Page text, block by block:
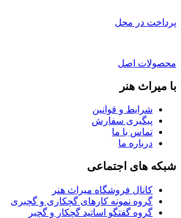
پرداخت در محل
محصولات اصل
با میراث هنر
شرایط و قوانین
پیگیری سفارش
تماس با ما
درباره ما
شبکه های اجتماعی
کانال فروشگاه میراث هنر
گروه نمونه کارهای گچکاری و گچبری
گروه گفتگو اساتید گچکار و گچبر